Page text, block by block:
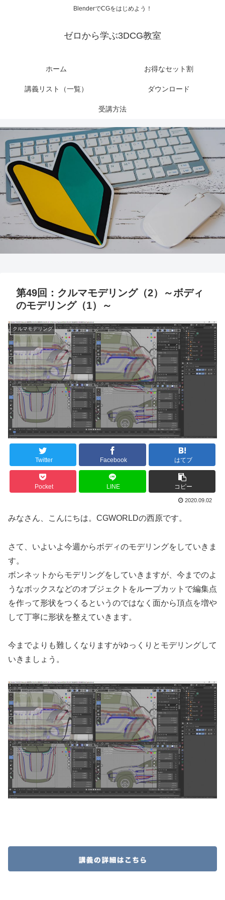
BlenderでCGをはじめよう！
ゼロから学ぶ3DCG教室
ホーム お得なセット割
講義リスト（一覧） ダウンロード
受講方法
第49回：クルマモデリング（2）～ボディ
のモデリング（1）～
クルマモデリング
Twitter Facebook はてブ
Pocket LINE コピー
2020.09.02
みなさん、こんにちは。CGWORLDの西原です。
さて、いよいよ今週からボディのモデリングをしていきま
す。
ボンネットからモデリングをしていきますが、今までのよ
うなボックスなどのオブジェクトをループカットで編集点
を作って形状をつくるというのではなく面から頂点を増や
して丁寧に形状を整えていきます。
今までよりも難しくなりますがゆっくりとモデリングして
いきましょう。